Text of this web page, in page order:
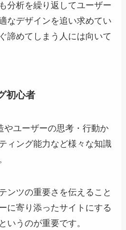
分析を繰り返してユーザー
なデザインを追い求めてい
諦めてしまう人には向いて
初心者
やユーザーの思考・行動か
ィング能力など様々な知識
ンツの重要さを伝えること
に寄り添ったサイトにする
いうのが重要です。